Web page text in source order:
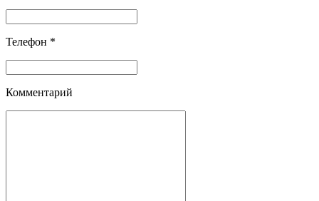
Телефон *
Комментарий